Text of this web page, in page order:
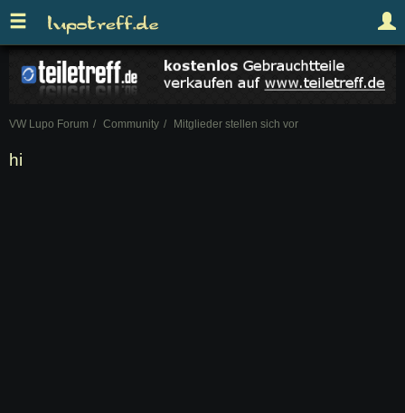
VW Lupo Forum Community Mitglieder stellen sich vor
hi